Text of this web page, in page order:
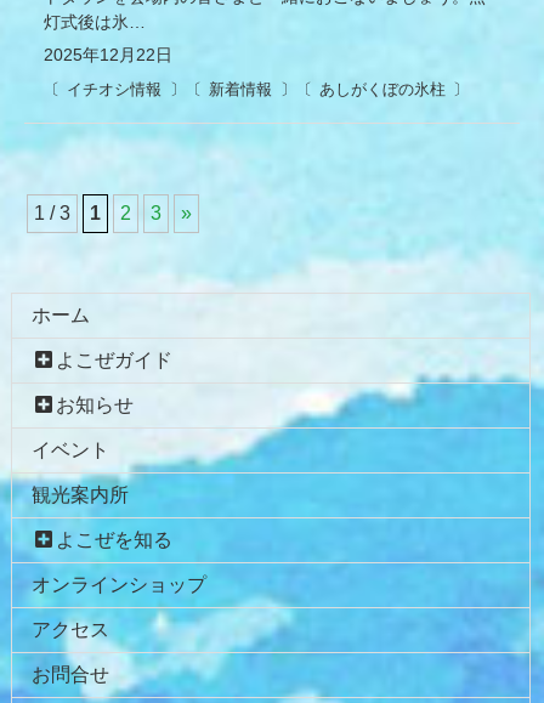
2025年12月22日
イチオシ情報 新着情報 あしがくぼの氷柱
灯式後は氷…
1 / 3 1 2 3
»
ン
文
先
戻
の
へ
る
ホーム
よこぜガイド
お知らせ
イベント
観光案内所
よこぜを知る
オンラインショップ
アクセス
お問合せ